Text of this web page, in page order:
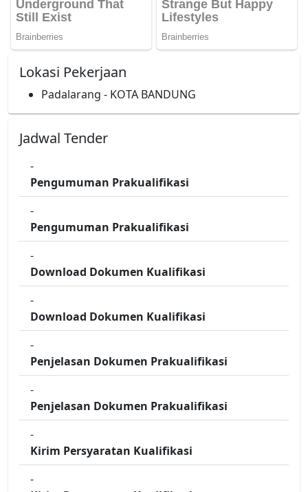
Lokasi Pekerjaan
Padalarang - KOTA BANDUNG
Jadwal Tender
-
Pengumuman Prakualifikasi
-
Pengumuman Prakualifikasi
-
Download Dokumen Kualifikasi
-
Download Dokumen Kualifikasi
-
Penjelasan Dokumen Prakualifikasi
-
Penjelasan Dokumen Prakualifikasi
-
Kirim Persyaratan Kualifikasi
-